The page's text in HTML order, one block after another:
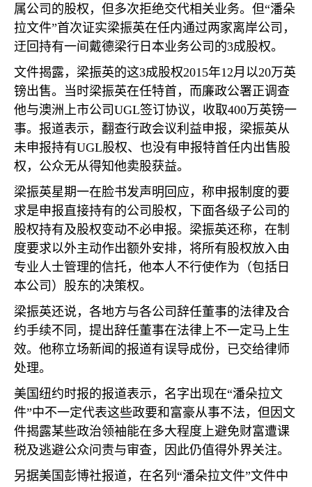
属公司的股权，但多次拒绝交代相关业务。但“潘朵
拉文件”首次证实梁振英在任内通过两家离岸公司，
迂回持有一间戴德梁行日本业务公司的3成股权。
文件揭露，梁振英的这3成股权2015年12月以20万英
镑出售。当时梁振英在任特首，而廉政公署正调查
他与澳洲上市公司 UGL签订协议，收取400万英镑一
事。报道表示，翻查行政会议利益申报，梁振英从
未申报持有UGL股权、也没有申报特首任内出售股
权，公众无从得知他卖股获益。
梁振英星期一在脸书发声明回应，称申报制度的要
求是申报直接持有的公司股权，下面各级子公司的
股权持有及股权变动不必申报。梁振英还称，在制
度要求以外主动作出额外安排，将所有股权放入由
专业人士管理的信托，他本人不行使作为（包括日
本公司）股东的决策权。
梁振英还说，各地方与各公司辞任董事的法律及合
约手续不同，提出辞任董事在法律上不一定马上生
效。他称立场新闻的报道有误导成份，已交给律师
处理。
美国纽约时报的报道表示，名字出现在“潘朵拉文
件”中不一定代表这些政要和富豪从事不法，但因文
件揭露某些政治领袖能在多大程度上避免财富遭课
税及逃避公众问责与审查，因此仍值得外界关注。
另据美国彭博社报道，在名列“潘朵拉文件”文件中